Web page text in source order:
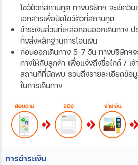
โชว์ตัวที่สถานทูต ทางบริษัทฯ จะเช็ควั
เอกสารเพื่อนัดโชว์ตัวที่สถานทูต
ชำระเงินส่วนที่เหลือก่อนออกเดินทา
ทั้งส่งหลักฐานการโอนเงิน
ก่อนออกเดินทาง 5-7 วัน ทางบริษัทฯจ
ทางให้กับลูกค้า เพื่อแจ้งถึงชื่อไกด์ / เ
สถานที่ที่นัดพบ รวมถึงรายละเอียดข้อ
ในการเดินทาง
การชำระเงิน